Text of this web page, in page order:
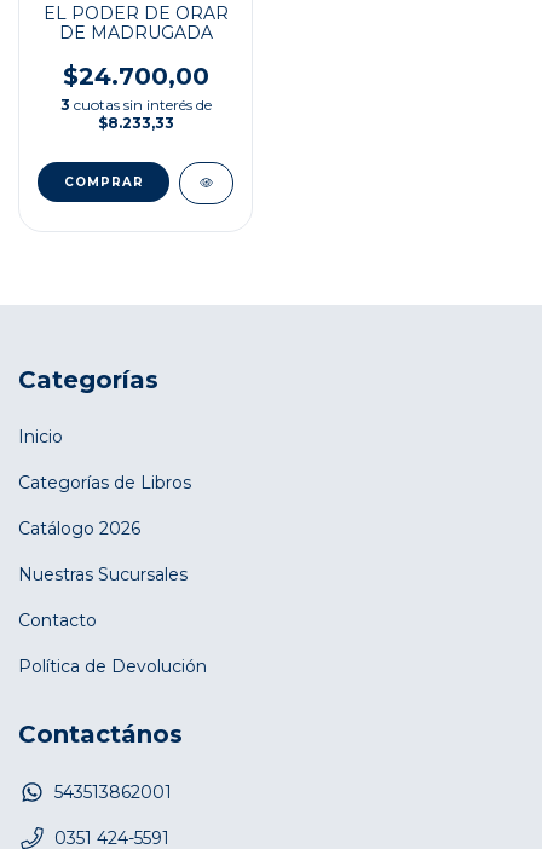
EL PODER DE ORAR
DE MADRUGADA
$24.700,00
3 cuotas sin interés de
$8.233,33
Categorías
Inicio
Categorías de Libros
Catálogo 2026
Nuestras Sucursales
Contacto
Política de Devolución
Contactános
543513862001
0351 424-5591